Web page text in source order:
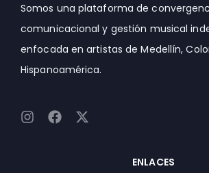
Somos una plataforma de
comunicacional y gestión musical
enfocada en artistas de Medellín,
Hispanoamérica.
I
F
X
ENLACES